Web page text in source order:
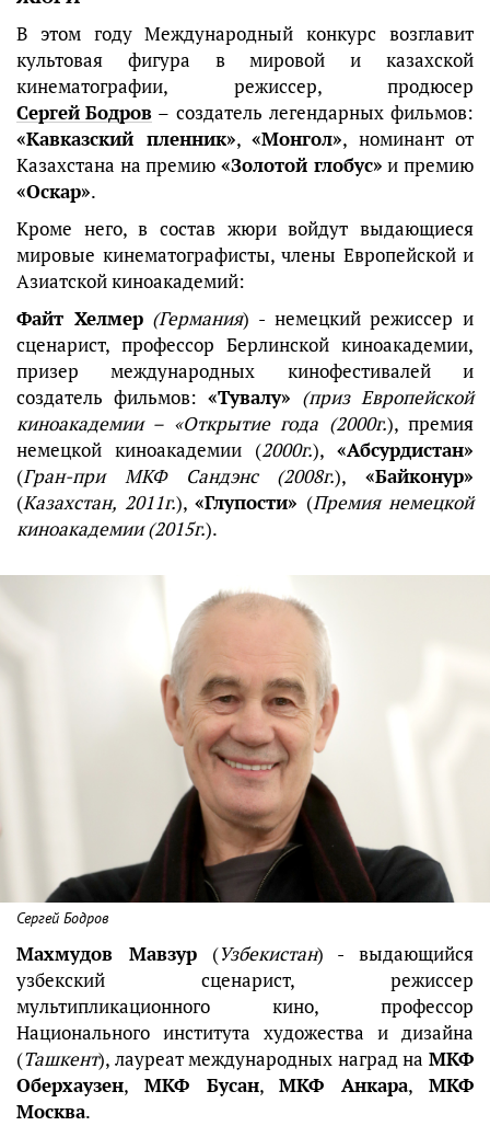
В этом году Международный конкурс возглавит
культовая фигура в мировой и казахской
кинематографии, режиссер, продюсер
Сергей Бодров – создатель легендарных фильмов:
«Кавказский пленник», «Монгол», номинант от
Казахстана на премию «Золотой глобус» и премию
«Оскар».
Кроме него, в состав жюри войдут выдающиеся
мировые кинематографисты, члены Европейской и
Азиатской киноакадемий:
Файт Хелмер (Германия) - немецкий режиссер и
сценарист, профессор Берлинской киноакадемии,
призер международных кинофестивалей и
создатель фильмов: «Тувалу» (приз Европейской
киноакадемии – «Открытие года (2000г.), премия
немецкой киноакадемии (2000г.), «Абсурдистан»
(Гран-при МКФ Сандэнс (2008г.), «Байконур»
(Казахстан, 2011г.), «Глупости» (Премия немецкой
киноакадемии (2015г.).
Сергей Бодров
Махмудов Мавзур(Узбекистан) - выдающийся
узбекский сценарист, режиссер
мультипликационного кино, профессор
Национального института художества и дизайна
(Ташкент), лауреат международных наград на МКФ
Оберхаузен, МКФ Бусан,МКФ Анкара,МКФ
Москва.